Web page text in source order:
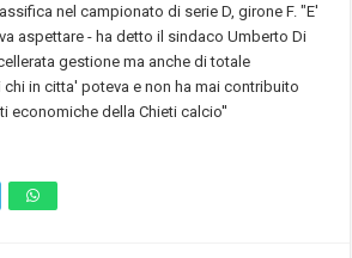
nel campionato di serie D, girone F. "E'
aspettare - ha detto il sindaco Umberto Di
gestione ma anche di totale
in citta' poteva e non ha mai contribuito
economiche dellaChieti calcio''